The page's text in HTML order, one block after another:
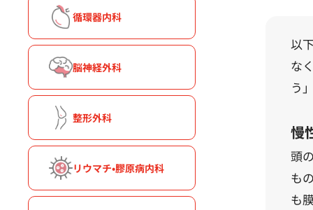
循環器内科
脳神経外科
整形外科
リウマチ•膠原病内科
以
な
う
慢
頭
も
も